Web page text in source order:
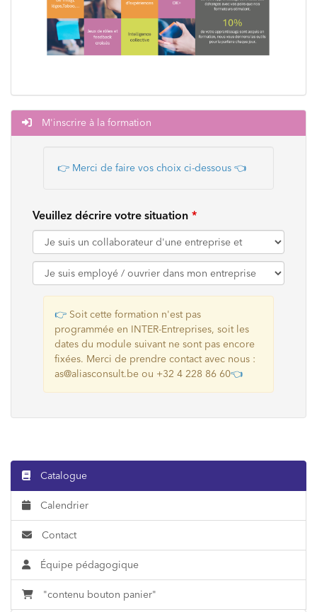
M'inscrire à la formation
👉 Merci de faire vos choix ci-dessous 👈
Veuillez décrire votre situation
👉 Soit cette formation n'est pas
programmée en INTER-Entreprises, soit les
dates du module suivant ne sont pas encore
fixées. Merci de prendre contact avec nous :
as@aliasconsult.be ou +32 4 228 86 60👈
Catalogue
Calendrier
Contact
Équipe pédagogique
"contenu bouton panier"